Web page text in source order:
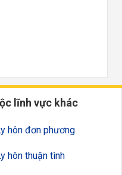
lĩnh vực khác
hôn đơn phương
hôn thuận tình